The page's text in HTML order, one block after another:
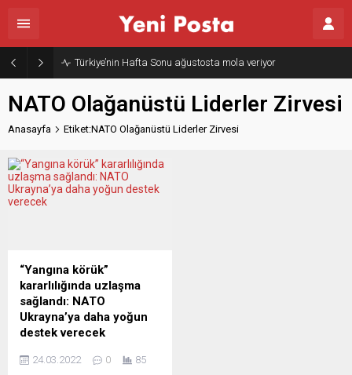
Türkiye’nin Hafta Sonu ağustosta mola veriyor
NATO Olağanüstü Liderler Zirvesi
Anasayfa Etiket:NATO Olağanüstü Liderler Zirvesi
“Yangına körük”
kararlılığında uzlaşma
sağlandı: NATO
Ukrayna’ya daha yoğun
destek verecek
Stoltenberg, NATO
24.03.2022 0 85